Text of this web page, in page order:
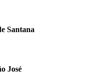
Santana
José